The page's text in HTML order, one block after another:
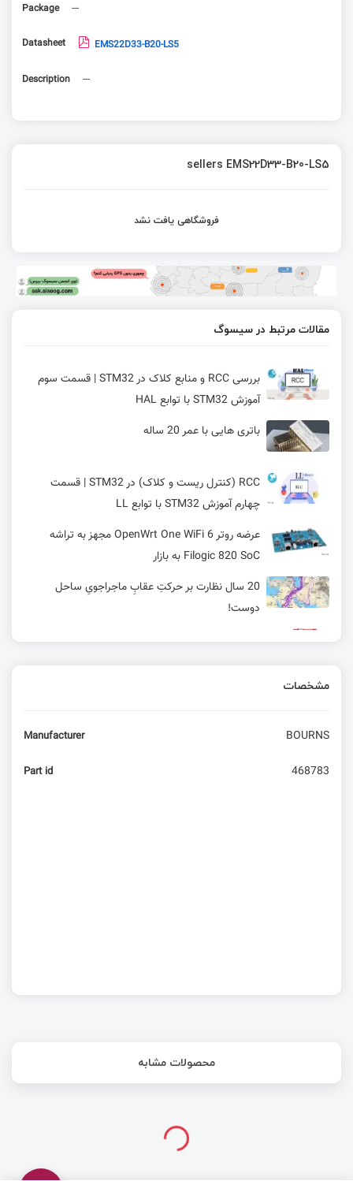
Package ---
Datasheet EMS22D33-B20-LS5
Description ---
sellers EMS22D33-B20-LS5
فروشگاهی یافت نشد
مقالات مرتبط در سیسوگ
بررسی RCC و منابع کلاک در STM32 | قسمت سوم
آموزش STM32 با توابع HAL
باتری هایی با عمر 20 ساله
RCC (کنترل ریست و کلاک) در STM32 | قسمت
چهارم آموزش STM32 با توابع LL
عرضه روتر OpenWrt One WiFi 6 مجهز به تراشه
Filogic 820 SoC به بازار
20 سال نظارت بر حرکتِ عقابِ ماجراجویِ ساحل
دوست!
آموزش STM32 با توابع LL قسمت 27: کالیبره کردن
مشخصات
Manufacturer BOURNS
Part id 468783
محصولات مشابه